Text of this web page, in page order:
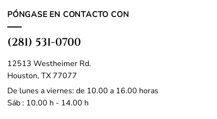
PÓNGASE EN CONTACTO CON
(281) 531-0700
12513 Westheimer Rd.
Houston, TX 77077
De lunes a viernes: de 10.00 a 16.00 horas
Sáb : 10.00 h - 14.00 h